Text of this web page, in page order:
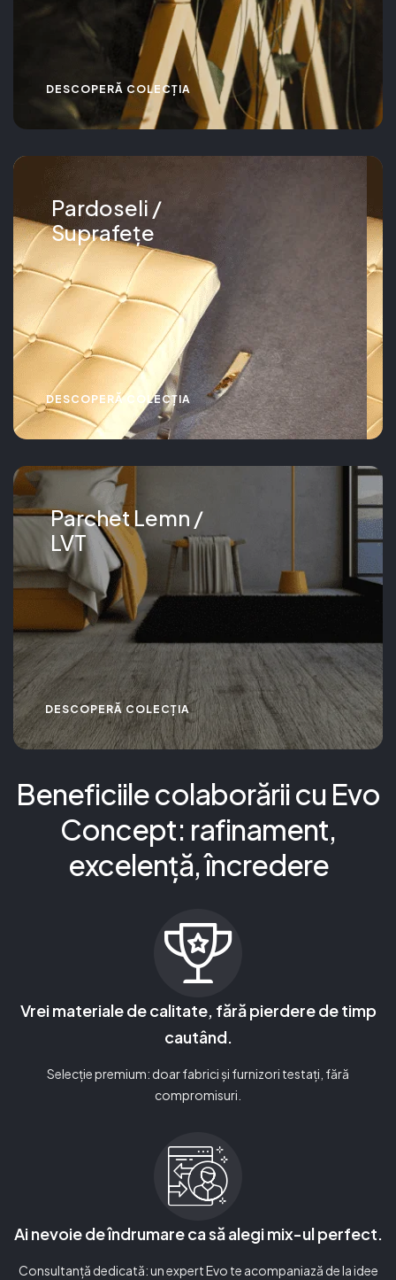
DESCOPERĂ COLECȚIA
Pardoseli /
Suprafețe
DESCOPERĂ COLECȚIA
Parchet Lemn /
LVT
DESCOPERĂ COLECȚIA
Beneficiile colaborării cu Evo
Concept: rafinament,
excelență, încredere
Vrei materiale de calitate, fără pierdere de timp
cautând.
Selecție premium: doar fabrici și furnizori testați, fără
compromisuri.
Ai nevoie de îndrumare ca să alegi mix-ul perfect.
Consultanță dedicată: un expert Evo te acompaniază de la idee